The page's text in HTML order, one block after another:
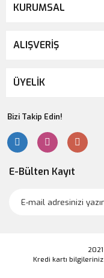
KURUMSAL
ALIŞVERİŞ
ÜYELİK
Bizi Takip Edin!
E-Bülten Kayıt
Kredi kartı